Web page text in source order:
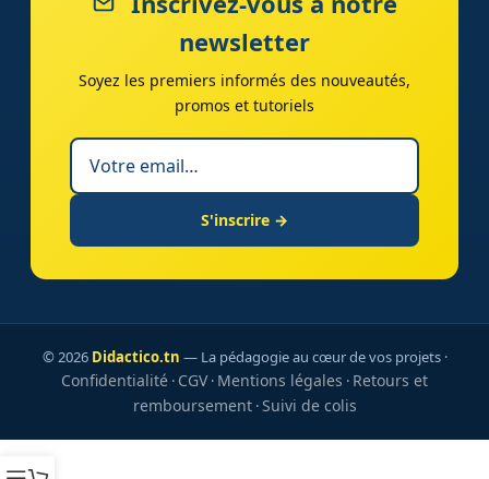
newsletter
Soyez les premiers informés des nouveautés,
promos et tutoriels
S'inscrire →
© 2026 Didactico.tn — La pédagogie au cœur de vos projets ·
Confidentialité · CGV· Mentions légales · Retours et
remboursement·Suivi de colis